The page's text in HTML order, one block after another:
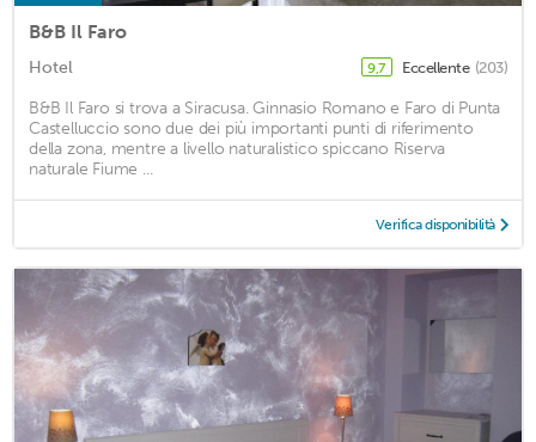
B&B Il Faro
Hotel 9,7 Eccellente (203)
B&B Il Faro si trova a Siracusa. Ginnasio Romano e Faro di Punta
Castelluccio sono due dei più importanti punti di riferimento
della zona, mentre a livello naturalistico spiccano Riserva
naturale Fiume ...
Verifica disponibilità